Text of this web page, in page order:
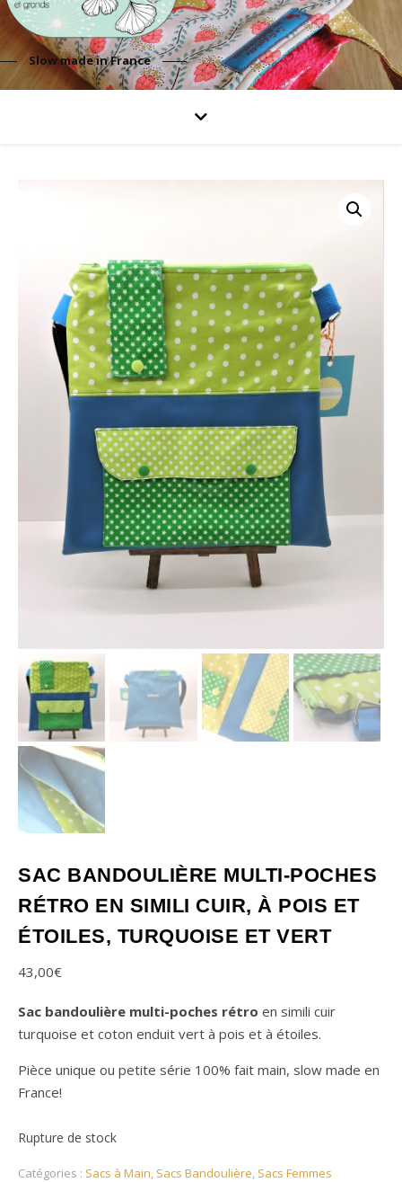
Slow made in France
SAC BANDOULIÈRE MULTI-POCHES
RÉTRO EN SIMILI CUIR, À POIS ET
ÉTOILES, TURQUOISE ET VERT
43,00€
Sac bandoulière multi-poches rétro en simili cuir
turquoise et coton enduit vert à pois et à étoiles.
Pièce unique ou petite série 100% fait main, slow made en
France!
Rupture de stock
Catégories : Sacs à Main, Sacs Bandoulière, Sacs Femmes